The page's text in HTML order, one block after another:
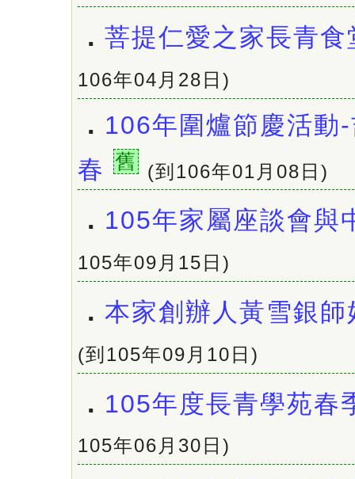
． 菩提仁愛之家長青
106年04月28日)
． 106年圍爐節慶活動
春 舊 (到106年01月08日)
． 105年家屬座談會與
105年09月15日)
． 本家創辦人黃雪銀
(到105年09月10日)
． 105年度長青學苑春
105年06月30日)